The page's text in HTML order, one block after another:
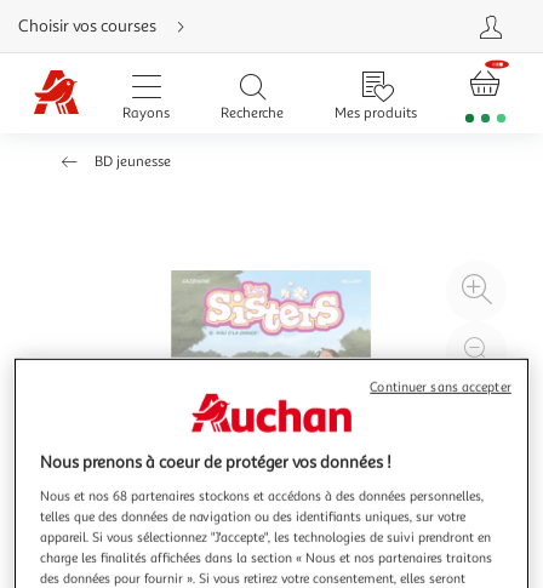
Aller
directement
au
contenu
Aller
directement
Aller
Choisir vos courses
Rayons Recherche Mes produits
BD jeunesse
à
Nous prenons à coeur de protéger vos données !
Nous et nos 68 partenaires stockons et accédons à des données personnelles,
telles que des données de navigation ou des identifiants uniques, sur votre
appareil. Si vous sélectionnez "J'accepte", les technologies de suivi prendront en
charge les finalités affichées dans la section « Nous et nos partenaires traitons
des données pour fournir ». Si vous retirez votre consentement, elles seront
Continuer sans accepter